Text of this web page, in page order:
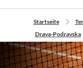
Startseite
Drava-Podravska